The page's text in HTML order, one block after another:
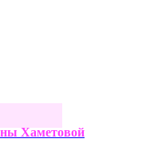
Хаметовой